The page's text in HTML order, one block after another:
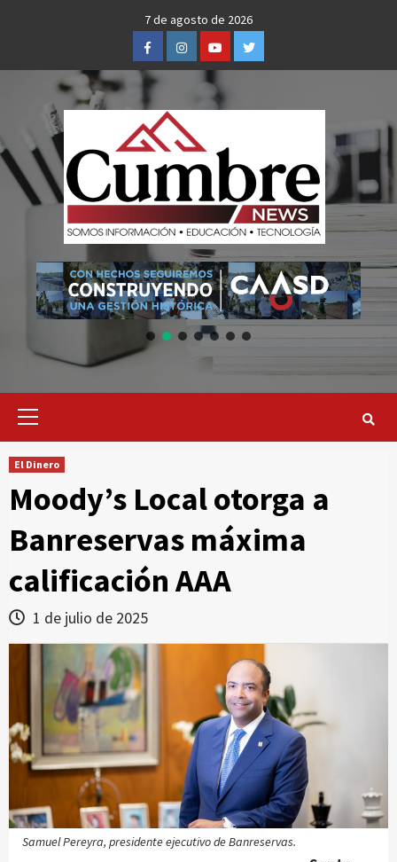
7 de agosto de 2026
FacebookInstagramYoutubeTwitter
Primary
El Dinero
Moody’s Local otorga a
Banreservas máxima
calificación AAA
1 de julio de 2025
Samuel Pereyra, presidente ejecutivo de Banreservas.